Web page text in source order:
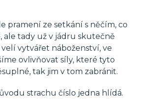
pramení ze setkání s něčím, co
ale tady už v jádru skutečně
vytvářet náboženství, ve
ovlivňovat síly, které tyto
tak jim v tom zabránit.
strachu číslo jedna hlídá.